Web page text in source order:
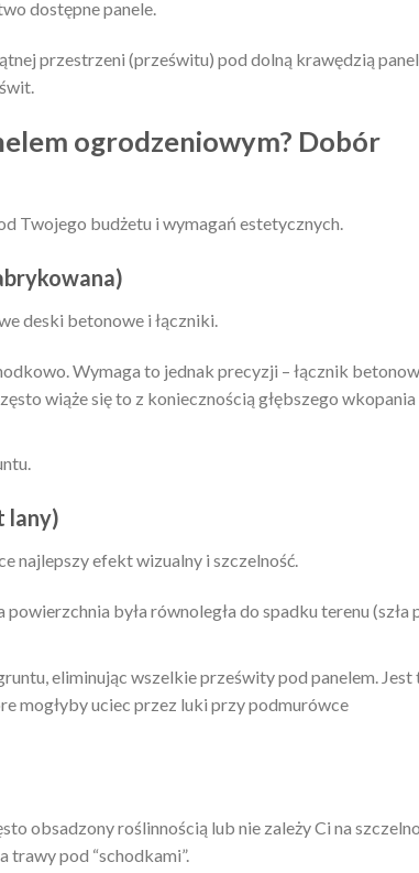
dostępne panele.
przestrzeni (prześwitu) pod dolną krawędzią
ogrodzeniowym? Dobór
Twojego budżetu i wymagań estetycznych.
deski betonowe i łączniki.
Wymaga to jednak precyzji – łącznik
wiąże się to z koniecznością głębszego wkopania
lany)
najlepszy efekt wizualny i szczelność.
była równoległa do spadku terenu (szła
eliminując wszelkie prześwity pod panelem. Jest
mogłyby uciec przez luki przy podmurówce
obsadzony roślinnością lub nie zależy Ci na
trawy pod “schodkami”.